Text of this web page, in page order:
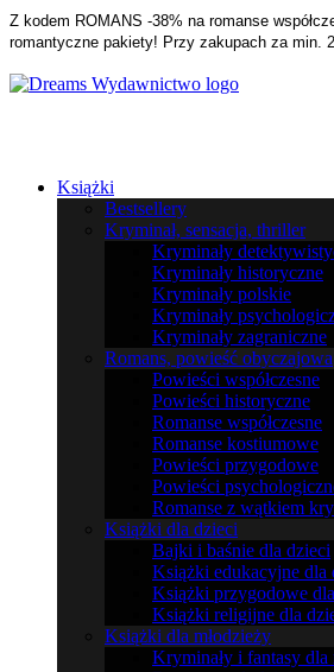
Z kodem ROMANS -38% na romanse
romantyczne pakiety! Przy zakupach za min.
Książki
Bestsellery
Kryminał, sensacja, thriller
Kryminały
Kryminały historyczne
Kryminały polskie
Kryminały
Kryminały zagraniczne
Romans, powieść obyczajowa
Powieści współczesne
Powieści historyczne
Romanse współczesne
Romanse kostiumowe
Powieści przygodowe
Powieści
Romanse z wątkiem
Książki dla dzieci
Bajki i baśnie dla dzieci
Książki edukacyjne dla
Książki przygodowe
Książki religijne dla
Książki dla młodzieży
Kryminały i fantasy dla